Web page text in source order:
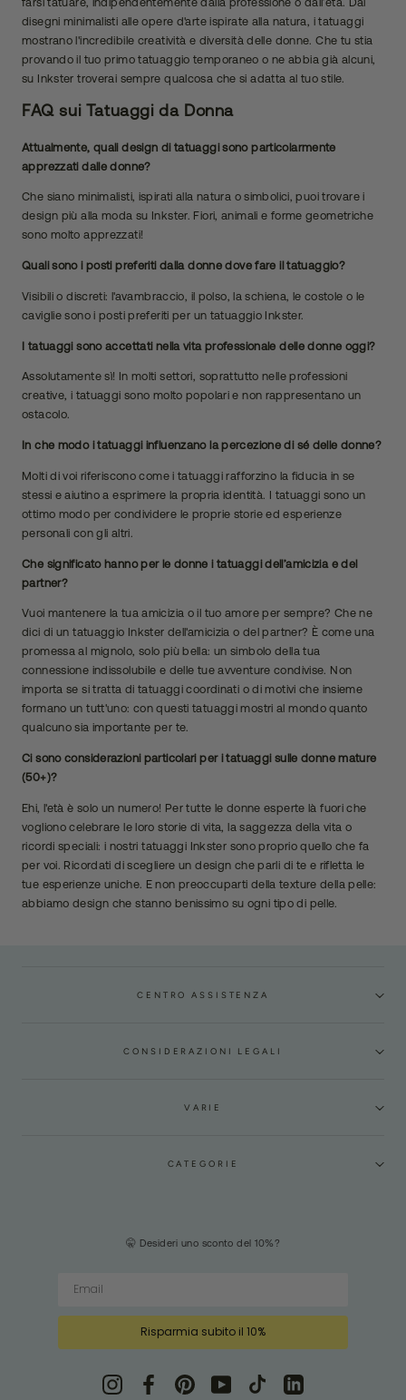
disegni minimalisti alle opere d'arte ispirate alla natura, i tatuaggi
mostrano l'incredibile creatività e diversità delle donne. Che tu stia
provando il tuo primo tatuaggio temporaneo o ne abbia già alcuni,
su Inkster troverai sempre qualcosa che si adatta al tuo stile.
FAQ sui Tatuaggi da Donna
Attualmente, quali design di tatuaggi sono particolarmente
apprezzati dalle donne?
Che siano minimalisti, ispirati alla natura o simbolici, puoi trovare i
design più alla moda su Inkster. Fiori, animali e forme geometriche
sono molto apprezzati!
Quali sono i posti preferiti dalla donne dove fare il tatuaggio?
Visibili o discreti: l'avambraccio, il polso, la schiena, le costole o le
caviglie sono i posti preferiti per un tatuaggio Inkster.
I tatuaggi sono accettati nella vita professionale delle donne oggi?
Assolutamente sì! In molti settori, soprattutto nelle professioni
creative, i tatuaggi sono molto popolari e non rappresentano un
ostacolo.
In che modo i tatuaggi influenzano la percezione di sé delle donne?
Molti di voi riferiscono come i tatuaggi rafforzino la fiducia in se
stessi e aiutino a esprimere la propria identità. I tatuaggi sono un
ottimo modo per condividere le proprie storie ed esperienze
personali con gli altri.
Che significato hanno per le donne i tatuaggi dell’amicizia e del
partner?
Vuoi mantenere la tua amicizia o il tuo amore per sempre? Che ne
dici di un tatuaggio Inkster dell'amicizia o del partner? È come una
promessa al mignolo, solo più bella: un simbolo della tua
connessione indissolubile e delle tue avventure condivise. Non
importa se si tratta di tatuaggi coordinati o di motivi che insieme
formano un tutt'uno: con questi tatuaggi mostri al mondo quanto
qualcuno sia importante per te.
Ci sono considerazioni particolari per i tatuaggi sulle donne mature
(50+)?
Ehi, l'età è solo un numero! Per tutte le donne esperte là fuori che
vogliono celebrare le loro storie di vita, la saggezza della vita o
ricordi speciali: i nostri tatuaggi Inkster sono proprio quello che fa
per voi. Ricordati di scegliere un design che parli di te e rifletta le
tue esperienze uniche. E non preoccuparti della texture della pelle:
abbiamo design che stanno benissimo su ogni tipo di pelle.
CENTRO ASSISTENZA
CONSIDERAZIONI LEGALI
VARIE
CATEGORIE
🤫 Desideri uno sconto del 10%?
Risparmia subito il 10%